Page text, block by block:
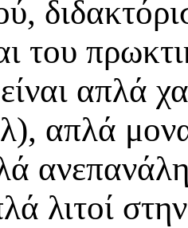
του
απλά
απλά
λιτοί